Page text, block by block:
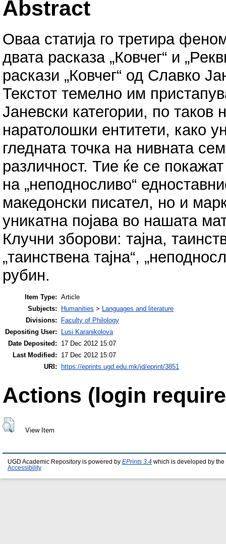
Abstract
Оваа статија го третира
двата расказа „Ковчег“ и
раскази „Ковчег“ од Славко
Текстот темелно им
Јаневски категории, по
наратолошки ентитети, како
гледната точка на нивната
различност. Тие ќе се
на „неподносливо“
македонски писател, но и
уникатна појава во нашата
Клучни зборови: тајна,
„таинствена тајна“,
рубин.
Item Type: Article
Subjects:
Humanities > Languages and literature
Divisions:
Faculty of Philology
Depositing User:
Lusi Karanikolova
Date Deposited:
17 Dec 2012 15:07
Last Modified:
17 Dec 2012 15:07
URI:
https://eprints.ugd.edu.mk/id/eprint/3851
Actions (login
View Item
UGD Academic Repository is powered by EPrints 3.4 which is developed by the
Accessibility